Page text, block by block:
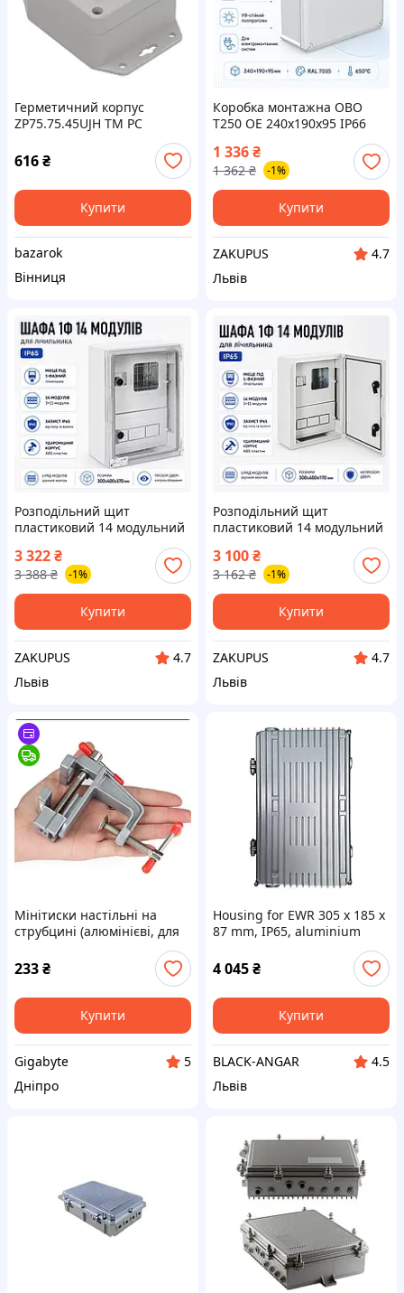
Герметичний корпус
ZP75.75.45UJH TM PC
616₴
Купити
bazarok
Вінниця
Коробка монтажна ОВО
Т250 OE 240x190x95 ІP66
1 336₴
1 362 ₴ -1%
Купити
ZAKUPUS
4.7
Львів
Розподільний щит
пластиковий 14 модульний
Білий
3 322₴
3 388 ₴ -1%
Купити
ZAKUPUS
4.7
Львів
Розподільний щит
пластиковий 14 модульний
Білий
3 100₴
3 162 ₴ -1%
Купити
ZAKUPUS
4.7
Львів
Мінітиски настільні на
струбцині (алюмінієві, для
233₴
Купити
Gigabyte
5
Дніпро
Housing for EWR 305 x 185 x
87 mm, IP65, aluminium
алюмінієвий)
4 045₴
Купити
BLACK-ANGAR
4.5
Львів